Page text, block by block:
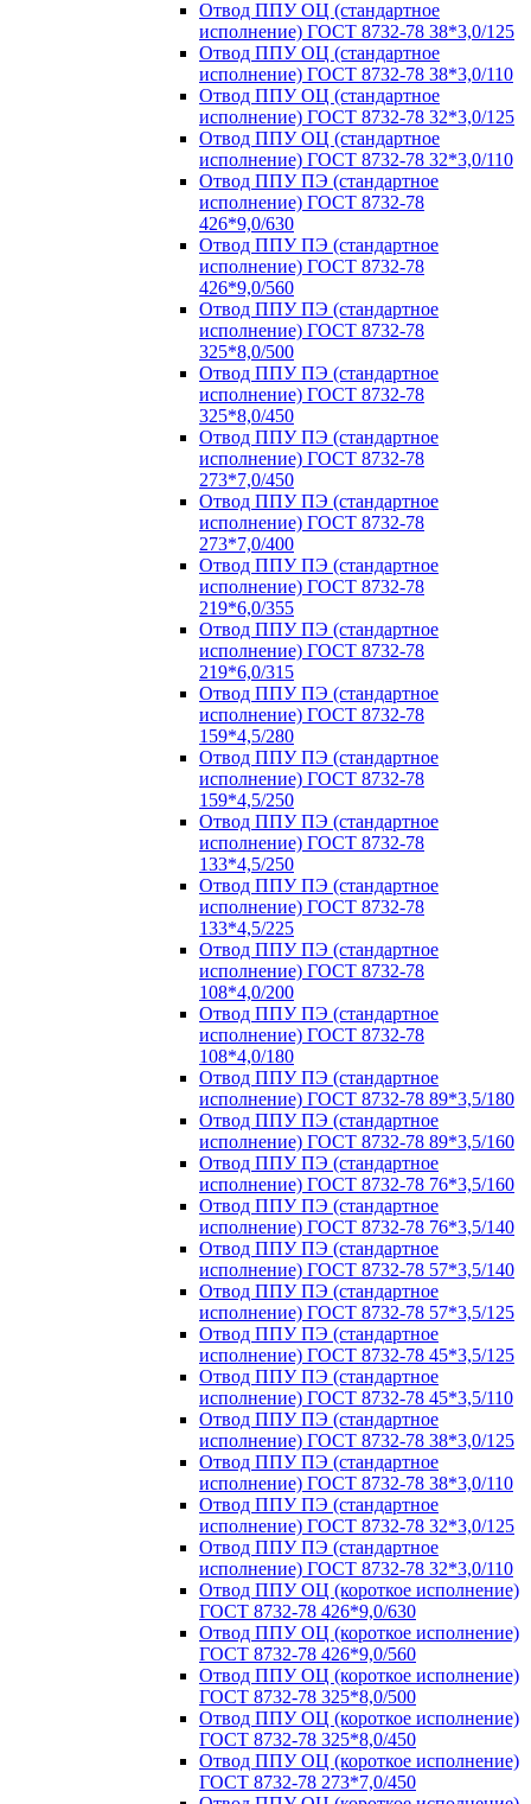
Отвод ППУ ОЦ (стандартное
исполнение) ГОСТ 8732-78 38*3,0/125
Отвод ППУ ОЦ (стандартное
исполнение) ГОСТ 8732-78 38*3,0/110
Отвод ППУ ОЦ (стандартное
исполнение) ГОСТ 8732-78 32*3,0/125
Отвод ППУ ОЦ (стандартное
исполнение) ГОСТ 8732-78 32*3,0/110
Отвод ППУ ПЭ (стандартное
исполнение) ГОСТ 8732-78
426*9,0/630
Отвод ППУ ПЭ (стандартное
исполнение) ГОСТ 8732-78
426*9,0/560
Отвод ППУ ПЭ (стандартное
исполнение) ГОСТ 8732-78
325*8,0/500
Отвод ППУ ПЭ (стандартное
исполнение) ГОСТ 8732-78
325*8,0/450
Отвод ППУ ПЭ (стандартное
исполнение) ГОСТ 8732-78
273*7,0/450
Отвод ППУ ПЭ (стандартное
исполнение) ГОСТ 8732-78
273*7,0/400
Отвод ППУ ПЭ (стандартное
исполнение) ГОСТ 8732-78
219*6,0/355
Отвод ППУ ПЭ (стандартное
исполнение) ГОСТ 8732-78
219*6,0/315
Отвод ППУ ПЭ (стандартное
исполнение) ГОСТ 8732-78
159*4,5/280
Отвод ППУ ПЭ (стандартное
исполнение) ГОСТ 8732-78
159*4,5/250
Отвод ППУ ПЭ (стандартное
исполнение) ГОСТ 8732-78
133*4,5/250
Отвод ППУ ПЭ (стандартное
исполнение) ГОСТ 8732-78
133*4,5/225
Отвод ППУ ПЭ (стандартное
исполнение) ГОСТ 8732-78
108*4,0/200
Отвод ППУ ПЭ (стандартное
исполнение) ГОСТ 8732-78
108*4,0/180
Отвод ППУ ПЭ (стандартное
исполнение) ГОСТ 8732-78 89*3,5/180
Отвод ППУ ПЭ (стандартное
исполнение) ГОСТ 8732-78 89*3,5/160
Отвод ППУ ПЭ (стандартное
исполнение) ГОСТ 8732-78 76*3,5/160
Отвод ППУ ПЭ (стандартное
исполнение) ГОСТ 8732-78 76*3,5/140
Отвод ППУ ПЭ (стандартное
исполнение) ГОСТ 8732-78 57*3,5/140
Отвод ППУ ПЭ (стандартное
исполнение) ГОСТ 8732-78 57*3,5/125
Отвод ППУ ПЭ (стандартное
исполнение) ГОСТ 8732-78 45*3,5/125
Отвод ППУ ПЭ (стандартное
исполнение) ГОСТ 8732-78 45*3,5/110
Отвод ППУ ПЭ (стандартное
исполнение) ГОСТ 8732-78 38*3,0/125
Отвод ППУ ПЭ (стандартное
исполнение) ГОСТ 8732-78 38*3,0/110
Отвод ППУ ПЭ (стандартное
исполнение) ГОСТ 8732-78 32*3,0/125
Отвод ППУ ПЭ (стандартное
исполнение) ГОСТ 8732-78 32*3,0/110
Отвод ППУ ОЦ (короткое исполнение)
ГОСТ 8732-78 426*9,0/630
Отвод ППУ ОЦ (короткое исполнение)
ГОСТ 8732-78 426*9,0/560
Отвод ППУ ОЦ (короткое исполнение)
ГОСТ 8732-78 325*8,0/500
Отвод ППУ ОЦ (короткое исполнение)
ГОСТ 8732-78 325*8,0/450
Отвод ППУ ОЦ (короткое исполнение)
ГОСТ 8732-78 273*7,0/450